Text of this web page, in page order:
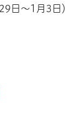
日～1月3日）